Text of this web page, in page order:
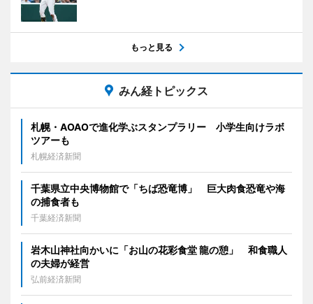
もっと見る
みん経トピックス
札幌・AOAOで進化学ぶスタンプラリー 小学生向けラボ
ツアーも
札幌経済新聞
千葉県立中央博物館で「ちば恐竜博」 巨大肉食恐竜や海
の捕食者も
千葉経済新聞
岩木山神社向かいに「お山の花彩食堂 龍の憩」 和食職人
の夫婦が経営
弘前経済新聞